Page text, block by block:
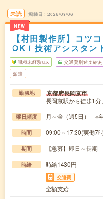
未読
NEW
掲載日 2026/08/06
【村田製作所】コツ
OK！技術アシスタン
職種未経験OK 交通費別途支給あ
派遣
勤務地 京都府長岡京市
長岡京駅から徒歩1
曜日頻度 月～金（週5日） ※
時間 09:00～17:30(実働7
期間 【急募】即日～長期
時給 時給1430円
交通費
全額支給